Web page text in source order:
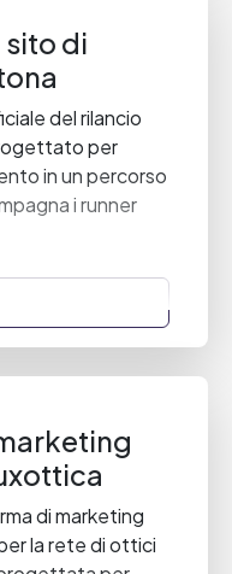
sito di
del rilancio
per
in un percorso
i runner
di marketing
la rete di ottici